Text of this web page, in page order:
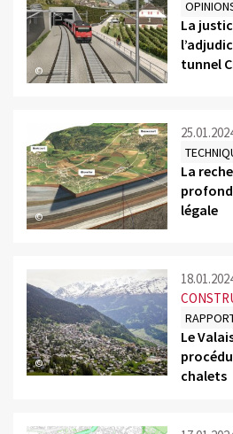
©
La
tunnel
©
La
légale
©
Le
chalets